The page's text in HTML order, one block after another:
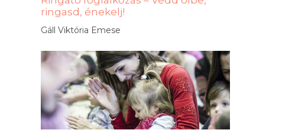
ringasd, énekelj!
Gáll Viktória Emese